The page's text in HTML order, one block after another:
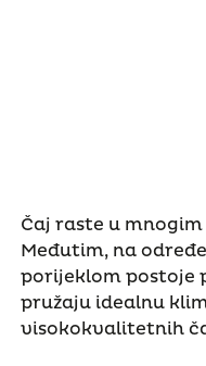
Čaj raste u
Međutim, na
porijeklom postoje
pružaju idealnu
visokokvalitetnih